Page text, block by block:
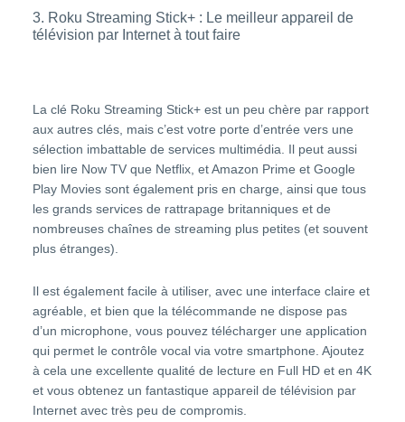
3. Roku Streaming Stick+ : Le meilleur appareil de
télévision par Internet à tout faire
La clé Roku Streaming Stick+ est un peu chère par rapport
aux autres clés, mais c’est votre porte d’entrée vers une
sélection imbattable de services multimédia. Il peut aussi
bien lire Now TV que Netflix, et Amazon Prime et Google
Play Movies sont également pris en charge, ainsi que tous
les grands services de rattrapage britanniques et de
nombreuses chaînes de streaming plus petites (et souvent
plus étranges).
Il est également facile à utiliser, avec une interface claire et
agréable, et bien que la télécommande ne dispose pas
d’un microphone, vous pouvez télécharger une application
qui permet le contrôle vocal via votre smartphone. Ajoutez
à cela une excellente qualité de lecture en Full HD et en 4K
et vous obtenez un fantastique appareil de télévision par
Internet avec très peu de compromis.